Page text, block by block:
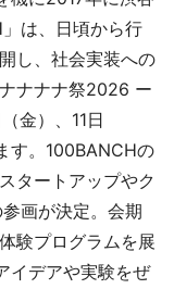
は、日頃から行
し、社会実装への
ナナナ祭2026 ー
金）、11日
す。100BANCHの
タートアップやク
画が決定。会期
験プログラムを展
イデアや実験をぜ